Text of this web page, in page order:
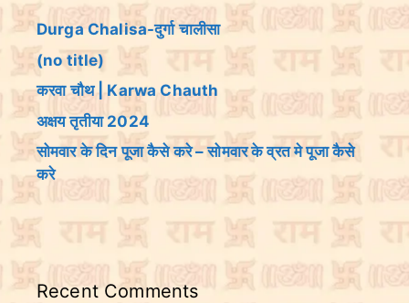
Durga Chalisa-दुर्गा चालीसा
(no title)
करवा चौथ | Karwa Chauth
अक्षय तृतीया 2024
सोमवार के दिन पूजा कैसे करे – सोमवार के व्रत मे पूजा कैसे
करे
Recent Comments